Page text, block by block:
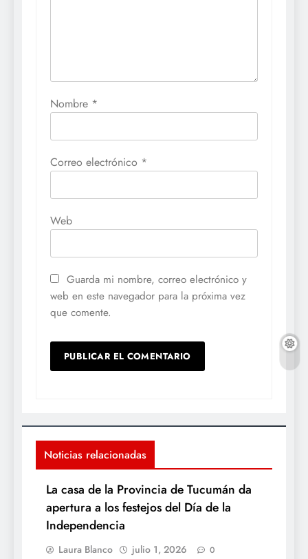
Nombre *
Correo electrónico *
Web
Guarda mi nombre, correo electrónico y
web en este navegador para la próxima vez
que comente.
Noticias relacionadas
La casa de la Provincia de Tucumán da
apertura a los festejos del Día de la
Independencia
Laura Blanco julio 1, 2026 0